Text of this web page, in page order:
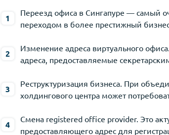
Переезд офиса в Сингапуре — самый
переходом в более престижный
Изменение адреса виртуального
адреса, предоставляемые
Реструктуризация бизнеса. При
холдингового центра может
Смена registered office provider. Это
предоставляющего адрес для